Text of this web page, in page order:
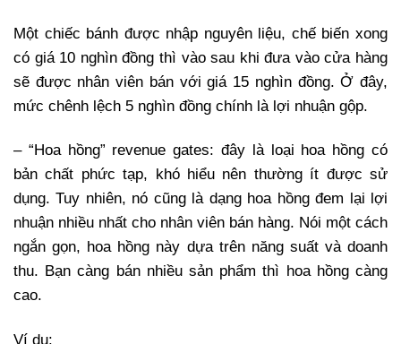
Một chiếc bánh được nhập nguyên liệu, chế biến xong
có giá 10 nghìn đồng thì vào sau khi đưa vào cửa hàng
sẽ được nhân viên bán với giá 15 nghìn đồng. Ở đây,
mức chênh lệch 5 nghìn đồng chính là lợi nhuận gộp.
– “Hoa hồng” revenue gates: đây là loại hoa hồng có
bản chất phức tạp, khó hiểu nên thường ít được sử
dụng. Tuy nhiên, nó cũng là dạng hoa hồng đem lại lợi
nhuận nhiều nhất cho nhân viên bán hàng. Nói một cách
ngắn gọn, hoa hồng này dựa trên năng suất và doanh
thu. Bạn càng bán nhiều sản phẩm thì hoa hồng càng
cao.
Ví dụ: